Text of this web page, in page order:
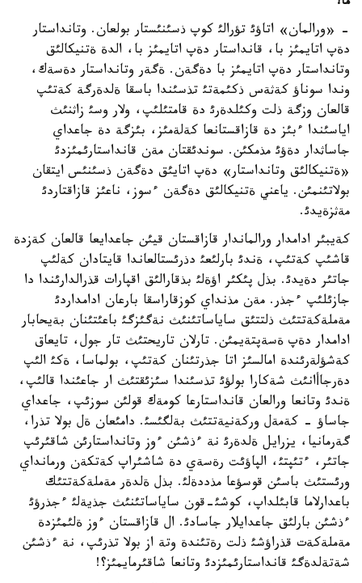
- «ورالمان» اتاؤئ تؤرالئ كوپ ذسئنئستار بولعان. وتانداستار
دةپ اتايمئز با، قانداستار دةپ اتايمئز با، الدة ةتنيكالئق
وتانداستار دةپ اتايمئز با دةگةن. ةگةر وتانداستار دةسةك،
وندا سوناؤ كةثةس ذكئمةتئ تذسئندا باسقا ةلدةرگة كةتئپ
قالعان وزگة ذلت وكئلدةرئ دة قامتئلئپ، ولار وسئ زاثنئث
اياسئندا ءبئز دة قازاقستانعا كةلةمئز، بئزگة دة جاعداي
جاساثدار دةؤئ مذمكئن. سوندئقتان مةن قانداستارئمئزدئ
«ةتنيكالئق وتانداستار» دةپ اتايئق دةگةن ذسئنئس ايتقان
بولاتئنمئن. ياعني ةتنيكالئق دةگةن ءسوز، ناعئز قازاقتاردئ
مةثزةيدئ.
كةيبئر ادامدار ورالماندار قازاقستان قيئن جاعدايعا قالعان كةزدة
قاشئپ كةتئپ، ةندئ بارلئعئ دذرئستالعاندا قايتادان كةلئپ
جاتئر دةيدئ. بذل پئكئر اؤةلئ بذقارالئق اقپارات قذرالدارئندا دا
جازئلئپ ءجذر. مةن مذنداي كوزقاراسقا بارعان ادامداردئ
مةملةكةتتئث ذلتتئق ساياساتئنئث نةگئزگئ باعئتئنان بةيحابار
ادامدار دةپ ةسةپتةيمئن. تارلان تاريحتئث تار جول، تايعاق
كةشؤلةرئندة امالسئز اتا جذرتئنان كةتئپ، بولماسا، ةكئ الئپ
دةرجاأانئث شةكارا بولؤئ تذسئندا سئزئقتئث ار جاعئندا قالئپ،
ةندئ وتانعا ورالعان قانداستارعا كومةك قولئن سوزئپ، جاعداي
جاساؤ - كةمةل وركةنيةتتئث بةلگئسئ. دامئعان ةل بولا تذرا،
گةرمانيا، يزرايل ةلدةرئ نة ءذشئن ءوز وتانداستارئن شاقئرئپ
جاتئر، ءتئپتئ، الپاؤئت رةسةي دة شاشئراپ كةتكةن ورمانداي
ورئستئث باسئن قوسؤعا مذددةلئ. بذل ةلدةر مةملةكةتتئك
باعدارلاما قابئلداپ، كوشئ-قون ساياساتئنئث جذيةلئ ءجذرؤئ
ءذشئن بارلئق جاعدايلار جاسادئ. ال قازاقستان ءوز ةلئمئزدة
مةملةكةت قذراؤشئ ذلت رةتئندة وتة از بولا تذرئپ، نة ءذشئن
شةتةلدةگئ قانداستارئمئزدئ وتانعا شاقئرمايمئز؟!